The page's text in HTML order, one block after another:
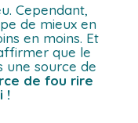
Cependant,
de mieux en
en moins. Et
que le
une source de
de fou rire
!